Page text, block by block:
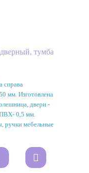
тумба
справа
мм. Изготовлена
двери -
ПВХ- 0,5 мм.
ручки мебельные